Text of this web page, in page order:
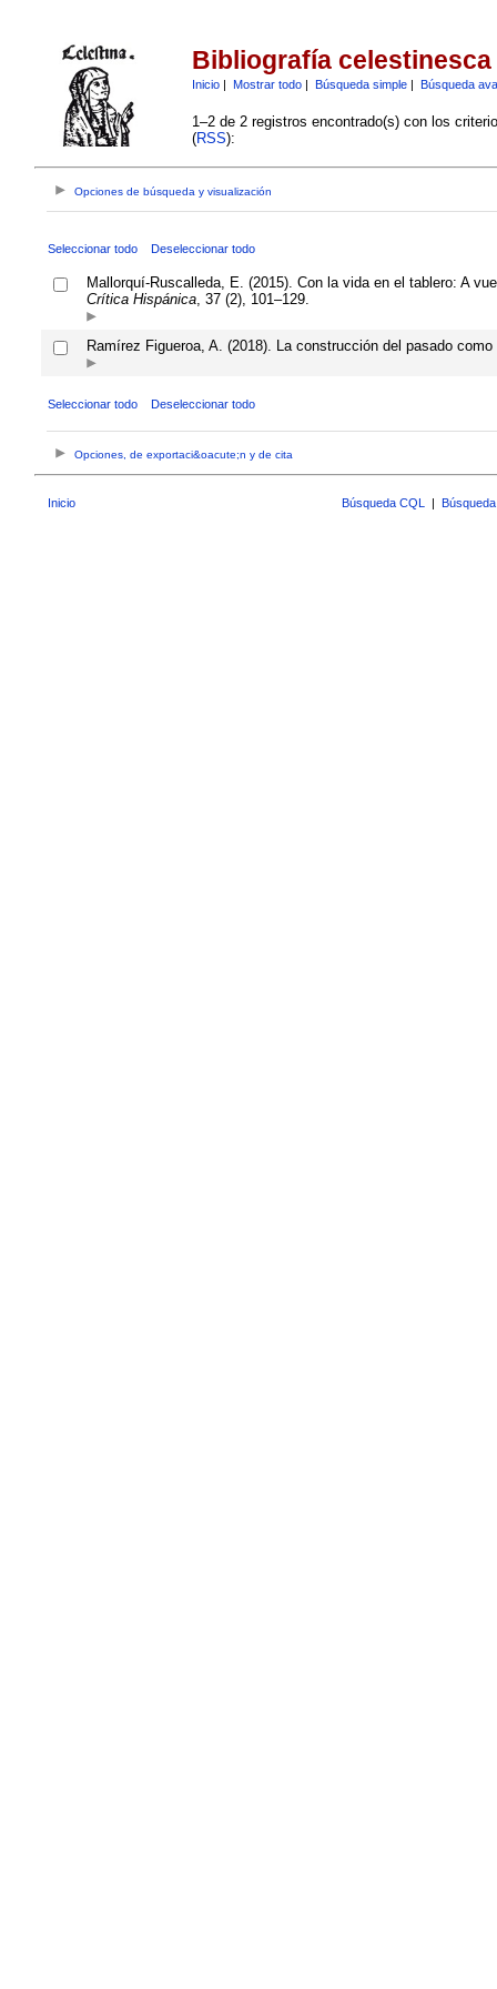
Bibliografía celestinesca
Inicio| Mostrar todo| Búsqueda simple| Búsqueda
1–2 de 2 registros encontrado(s) con los
(RSS):
Opciones de búsqueda y visualización
Seleccionar todo Deseleccionar todo
Mallorquí-Ruscalleda, E. (2015). Con la vida en el tablero: A
Crítica Hispánica, 37 (2), 101–129.
Ramírez Figueroa, A. (2018). La construcción del pasado
Seleccionar todo Deseleccionar todo
Opciones, de exportaci&oacute;n y de cita
Inicio Búsqueda CQL |